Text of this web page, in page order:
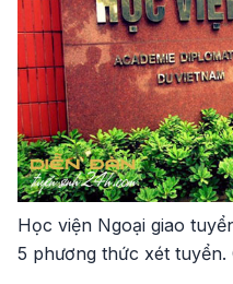
Học viện Ngoại giao
5 phương thức xét tuyển.